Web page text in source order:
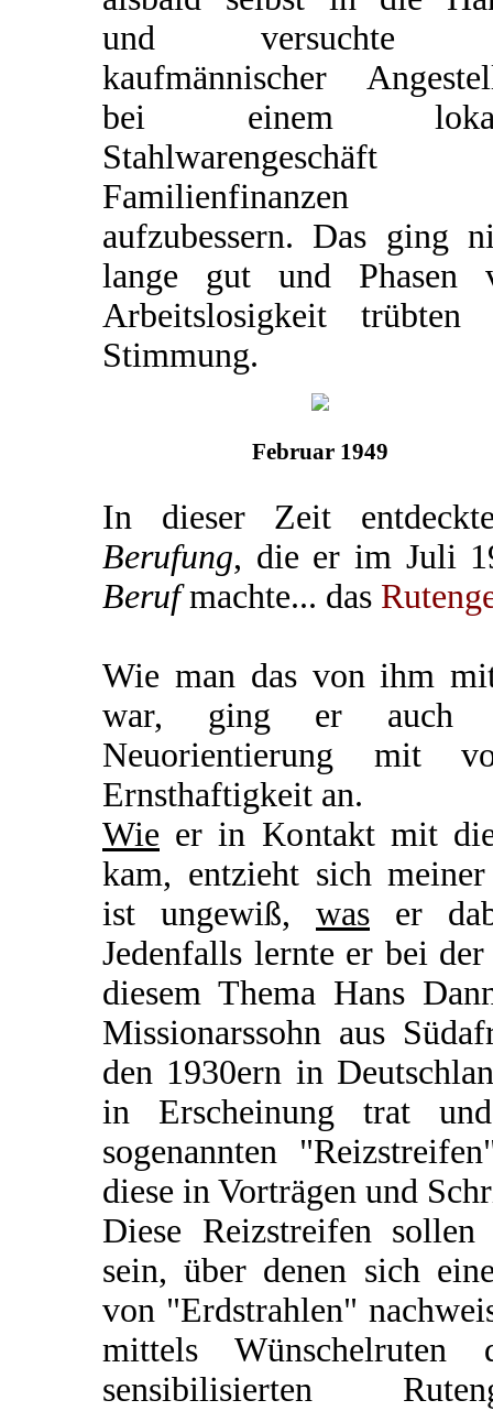
und versuchte
kaufmännischer
bei einem
Stahlwarengeschäft
Familienfinanzen
aufzubessern. Das ging
lange gut und Phasen
Arbeitslosigkeit trübten
Stimmung.
Februar 1949
In dieser Zeit
Berufung, die er im Juli
Berufmachte... das
Wie man das von ihm
war, ging er auch
Neuorientierung mit
Ernsthaftigkeit an.
Wie er in Kontakt mit
kam, entzieht sich
ist ungewiß, was er
Jedenfalls lernte er bei
diesem Thema Hans
Missionarssohn aus
den 1930ern in
in Erscheinung trat
sogenannten
diese in Vorträgen und
Diese Reizstreifen
sein, über denen sich
von "Erdstrahlen"
mittels
sensibilisierten